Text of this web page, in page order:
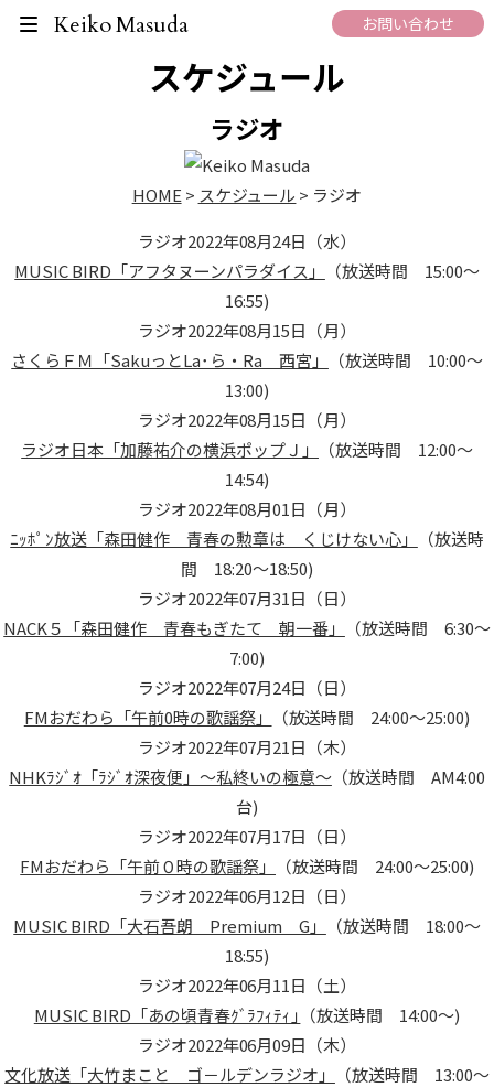
Keiko Masuda お問い合わせ
スケジュール
ラジオ
HOME > スケジュール > ラジオ
ラジオ2022年08月24日（水）
MUSIC BIRD「アフタヌーンパラダイス」
（放送時間 15:00～
16:55)
ラジオ2022年08月15日（月）
さくらＦＭ「SakuっとLa･ら・Ra 西宮」
（放送時間 10:00～
13:00)
ラジオ2022年08月15日（月）
ラジオ日本「加藤祐介の横浜ポップＪ」
（放送時間 12:00～
14:54)
ラジオ2022年08月01日（月）
ﾆｯﾎﾟﾝ放送「森田健作 青春の勲章は くじけない心」
（放送時
間 18:20～18:50)
ラジオ2022年07月31日（日）
NACK５「森田健作 青春もぎたて 朝一番」
（放送時間 6:30～
7:00)
ラジオ2022年07月24日（日）
FMおだわら「午前0時の歌謡祭」
（放送時間 24:00～25:00)
ラジオ2022年07月21日（木）
NHKﾗｼﾞｵ「ﾗｼﾞｵ深夜便」～私終いの極意～（放送時間 AM4:00
台)
ラジオ2022年07月17日（日）
FMおだわら「午前０時の歌謡祭」
（放送時間 24:00～25:00)
ラジオ2022年06月12日（日）
MUSIC BIRD「大石吾朗 Premium G」
（放送時間 18:00～
18:55)
ラジオ2022年06月11日（土）
MUSIC BIRD「あの頃青春ｸﾞﾗﾌｨﾃｨ｣
（放送時間 14:00～)
ラジオ2022年06月09日（木）
文化放送「大竹まこと ゴ－ルデンラジオ」
（放送時間 13:00～